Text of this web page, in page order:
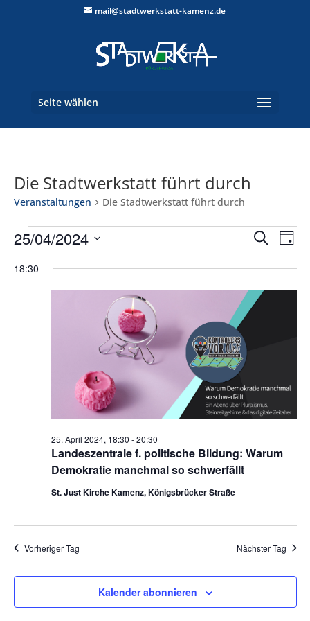
mail@stadtwerkstatt-kamenz.de
Seite wählen
Die Stadtwerkstatt führt durch
Veranstaltungen Die Stadtwerkstatt führt durch
Veranstaltungen
für
25.
April
und
SucheTag
25/04/2024
wählen.
18:30
Landeszentrale f. politische Bildung: Warum
Demokratie manchmal so schwerfällt
25. April 2024, 18:30 -20:30
St. Just Kirche Kamenz, Königsbrücker Straße
Vorheriger Tag Nächster Tag
Kalender abonnieren